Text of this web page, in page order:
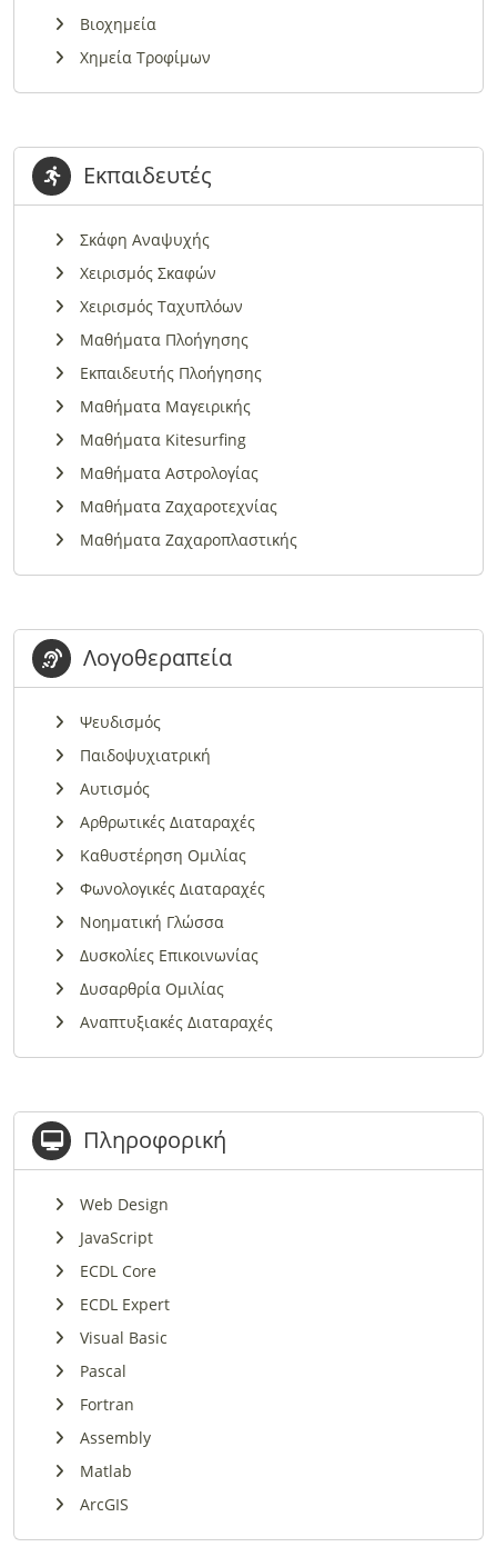
Βιοχημεία
Χημεία Τροφίμων
Εκπαιδευτές
Σκάφη Αναψυχής
Χειρισμός Σκαφών
Χειρισμός Ταχυπλόων
Μαθήματα Πλοήγησης
Εκπαιδευτής Πλοήγησης
Μαθήματα Μαγειρικής
Μαθήματα Kitesurfing
Μαθήματα Αστρολογίας
Μαθήματα Ζαχαροτεχνίας
Μαθήματα Ζαχαροπλαστικής
Λογοθεραπεία
Ψευδισμός
Παιδοψυχιατρική
Αυτισμός
Αρθρωτικές Διαταραχές
Καθυστέρηση Ομιλίας
Φωνολογικές Διαταραχές
Νοηματική Γλώσσα
Δυσκολίες Επικοινωνίας
Δυσαρθρία Ομιλίας
Αναπτυξιακές Διαταραχές
Πληροφορική
Web Design
JavaScript
ECDL Core
ECDL Expert
Visual Basic
Pascal
Fortran
Assembly
Matlab
ArcGIS